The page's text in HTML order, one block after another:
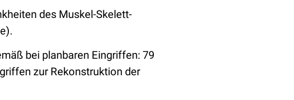
des Muskel-Skelett-
bei planbaren Eingriffen: 79
zur Rekonstruktion der